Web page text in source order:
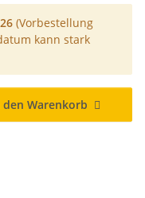
(Vorbestellung
kann stark
den Warenkorb